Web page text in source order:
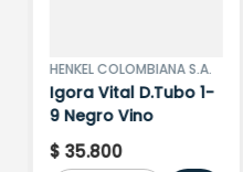
HENKEL COLOMBIANA S.A.
Igora Vital D.Tubo 1-
9 Negro Vino
$ 35.800